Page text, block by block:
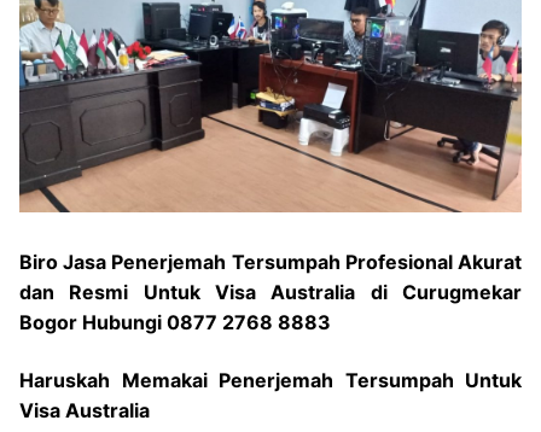
Biro Jasa Penerjemah Tersumpah Profesional Akurat
dan Resmi Untuk Visa Australia di Curugmekar
Bogor Hubungi 0877 2768 8883
Haruskah Memakai Penerjemah Tersumpah Untuk
Visa Australia